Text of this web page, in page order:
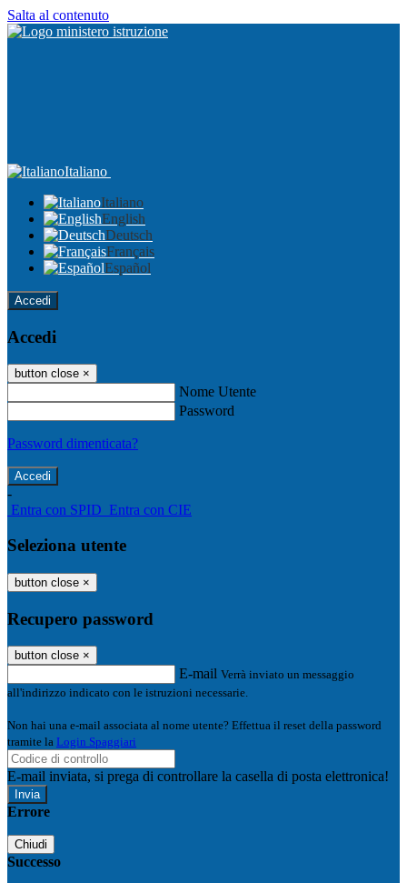
Salta al contenuto
Italiano
Italiano
English
Deutsch
Français
Español
Accedi
Accedi
button close ×
Nome Utente
Password
Password dimenticata?
-
Entra con SPID Entra con CIE
Seleziona utente
button close ×
Recupero password
button close ×
E-mail Verrà inviato un messaggio
all'indirizzo indicato con le istruzioni necessarie.
Non hai una e-mail associata al nome utente? Effettua il reset della password
tramite la Login Spaggiari
E-mail inviata, si prega di controllare la casella di posta elettronica!
Errore
Chiudi
Successo